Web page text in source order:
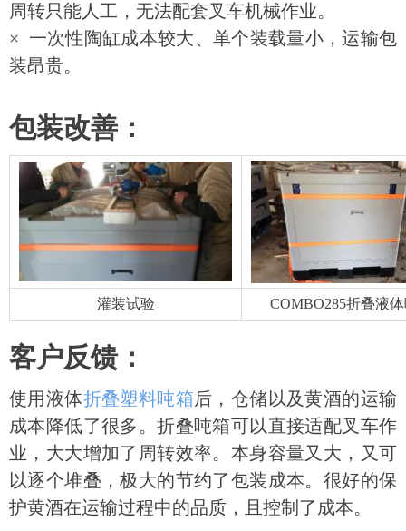
周转只能人工，无法配套叉车机械作业。
× 一次性陶缸成本较大、单个装载量小，运输包
装昂贵。
包装改善：
灌装试验 COMBO285折叠液
客户反馈：
使用液体折叠塑料吨箱后，仓储以及黄酒的运输
成本降低了很多。折叠吨箱可以直接适配叉车作
业，大大增加了周转效率。本身容量又大，又可
以逐个堆叠，极大的节约了包装成本。很好的保
护黄酒在运输过程中的品质，且控制了成本。